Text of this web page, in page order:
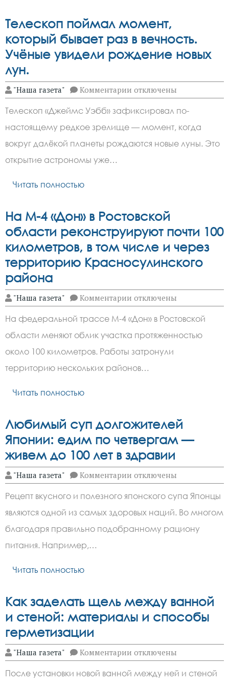
Телескоп поймал момент,
который бывает раз в вечность.
Учёные увидели рождение новых
лун.
"Наша газета" Комментарии к
записи
поймал
момент,
который
бывает
раз
отключены
Телескоп «Джеймс Уэбб» зафиксировал по-
настоящему редкое зрелище — момент, когда
вокруг далёкой планеты рождаются новые луны. Это
открытие астрономы уже…
Читать полностью
На М-4 «Дон» в Ростовской
области реконструируют почти 100
километров, в том числе и через
территорию Красносулинского
района
"Наша газета" Комментарии к
записи
На
М-4
«Дон»
в
Ростовской
области
реконструируют
и
через
территорию
Красносулинского
района
отключены
На федеральной трассе М-4 «Дон» в Ростовской
области меняют облик участка протяженностью
около 100 километров. Работы затронули
территорию нескольких районов…
Читать полностью
Любимый суп долгожителей
Японии: едим по четвергам —
живем до 100 лет в здравии
"Наша газета" Комментарии к
записи
суп
долгожителей
Японии:
едим
по
здравии
отключены
Рецепт вкусного и полезного японского супа Японцы
являются одной из самых здоровых наций. Во многом
благодаря правильно подобранному рациону
питания. Например,…
Читать полностью
Как заделать щель между ванной
и стеной: материалы и способы
герметизации
"Наша газета" Комментарии к
записи
заделать
отключены
После установки новой ванной между ней и стеной